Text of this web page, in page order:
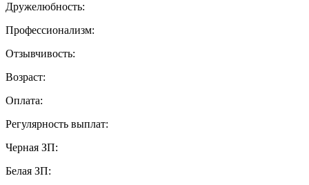
Дружелюбность:
Профессионализм:
Отзывчивость:
Возраст:
Оплата:
Регулярность выплат:
Черная ЗП:
Белая ЗП: